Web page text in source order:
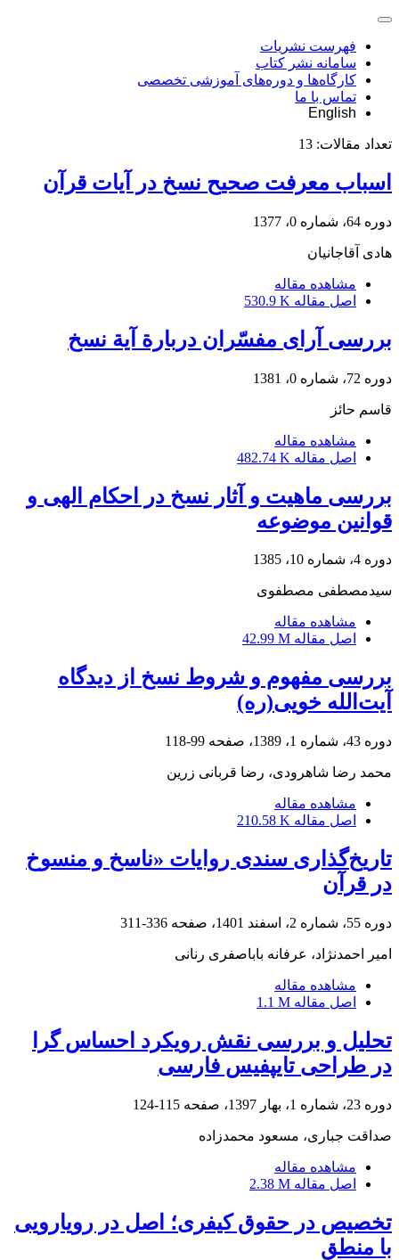
فهرست نشریات
سامانه نشر کتاب
کارگاه‌ها و دوره‌های آموزشی تخصصی
تماس با ما
English
تعداد مقالات: 13
اسباب معرفت صحیح نسخ در آیات قرآن
دوره 64، شماره 0، 1377
هادی آقاجانیان
مشاهده مقاله
اصل مقاله 530.9 K
بررسی آرای مفسّران دربارة آیة نسخ
دوره 72، شماره 0، 1381
قاسم حائز
مشاهده مقاله
اصل مقاله 482.74 K
بررسی ماهیت و آثار نسخ در احکام الهی و
قوانین موضوعه
دوره 4، شماره 10، 1385
سید‌مصطفی مصطفوی
مشاهده مقاله
اصل مقاله 42.99 M
بررسی مفهوم و شروط نسخ از دیدگاه
آیت‌الله خویی(ره)
دوره 43، شماره 1، 1389، صفحه 99-118
محمد رضا شاهرودی، رضا قربانی زرین
مشاهده مقاله
اصل مقاله 210.58 K
تاریخ‌گذاری سندی روایات «ناسخ و منسوخ
در قرآن
دوره 55، شماره 2، اسفند 1401، صفحه 336-311
امیر احمدنژاد، عرفانه باباصفری رنانی
مشاهده مقاله
اصل مقاله 1.1 M
تحلیل و بررسی نقش رویکرد احساس گرا
در طراحی تایپفیس فارسی
دوره 23، شماره 1، بهار 1397، صفحه 115-124
صداقت جباری، مسعود محمدزاده
مشاهده مقاله
اصل مقاله 2.38 M
تخصیص در حقوق کیفری؛ اصل در رویارویی
با منطق